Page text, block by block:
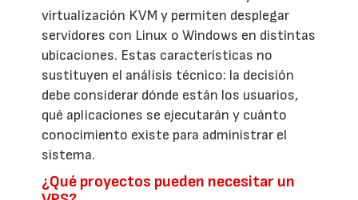
virtualización KVM y permiten desplegar
servidores con Linux o Windows en distintas
ubicaciones. Estas características no
sustituyen el análisis técnico: la decisión
debe considerar dónde están los usuarios,
qué aplicaciones se ejecutarán y cuánto
conocimiento existe para administrar el
sistema.
¿Qué proyectos pueden necesitar un